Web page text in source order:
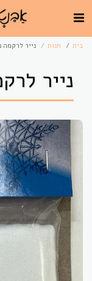
בית חנות נייר לרקמה
נייר